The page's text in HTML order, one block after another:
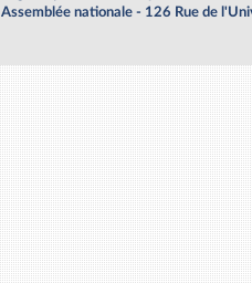
Assemblée nationale - 126 Rue de